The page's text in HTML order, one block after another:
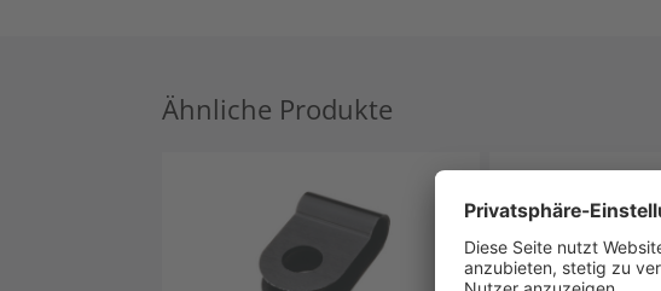
Ähnliche Produkte